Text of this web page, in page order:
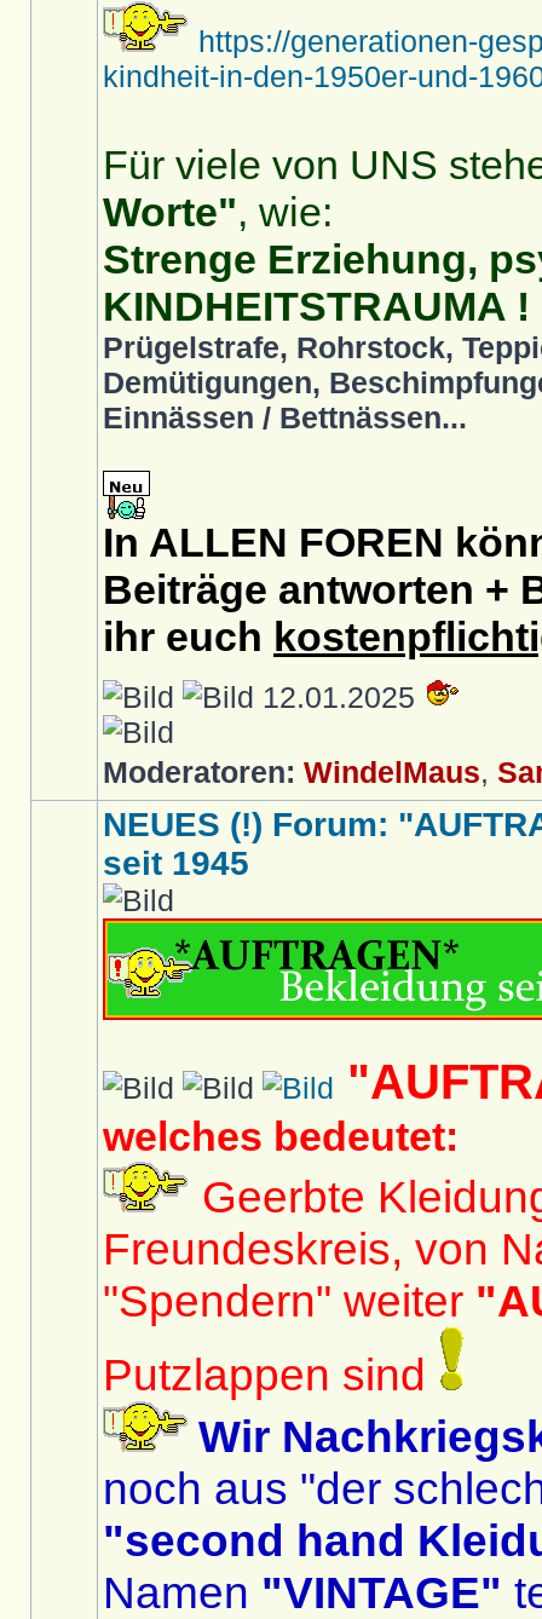
https://generationen-
kindheit-in-den-1950er-und-
Für viele von UNS
Worte", wie:
Strenge Erziehung,
KINDHEITSTRAUMA !
Prügelstrafe, Rohrstock,
Demütigungen,
Einnässen / Bettnässen...
In ALLEN FOREN
Beiträge antworten +
ihr euch
12.01.2025
Moderatoren: WindelMaus,
NEUES (!) Forum:
seit 1945
welches bedeutet:
Geerbte
Freundeskreis, von
"Spendern" weiter
Putzlappen sind
Wir
noch aus "der
"second hand
Namen "VINTAGE"